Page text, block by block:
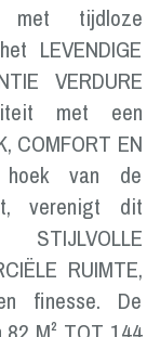
met tijdloze
LEVENDIGE
VERDURE
met een
COMFORT EN
hoek van de
verenigt dit
RUIMTE,
finesse. De